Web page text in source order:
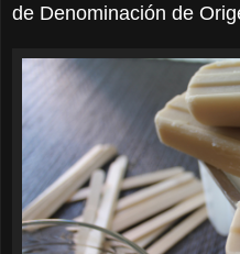
de Denominación de